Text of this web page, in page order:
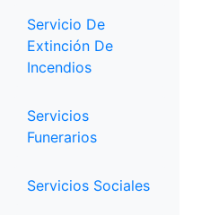
Servicio De
Extinción De
Incendios
Servicios
Funerarios
Servicios Sociales